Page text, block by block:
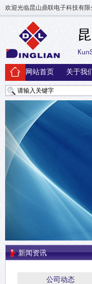
欢迎光临昆山鼎联电子科技有限
网站首页 关于我
新闻资讯
公司动态